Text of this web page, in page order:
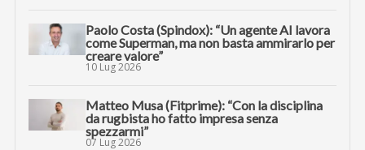
Paolo Costa (Spindox): “Un agente AI lavora
come Superman, ma non basta ammirarlo per
creare valore”
10 Lug 2026
Matteo Musa (Fitprime): “Con la disciplina
da rugbista ho fatto impresa senza
spezzarmi”
07 Lug 2026